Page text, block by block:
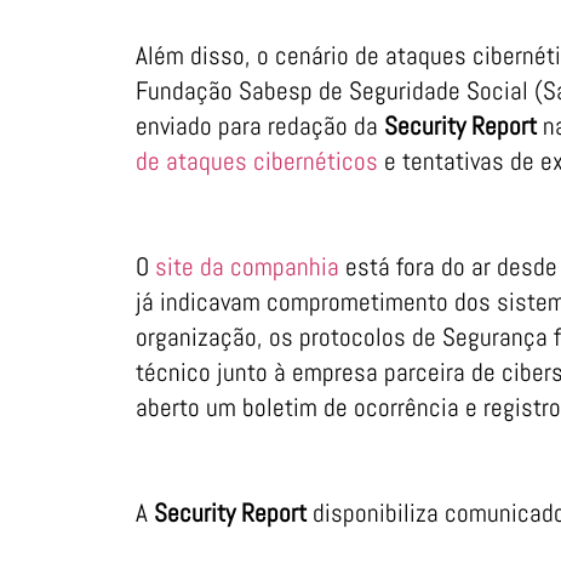
Além disso, o cenário de ataques
Fundação Sabesp de Seguridade Social
enviado para redação da Security Report
de ataques cibernéticos e tentativas de
O site da companhia está fora do ar
já indicavam comprometimento dos
organização, os protocolos de
técnico junto à empresa parceira de
aberto um boletim de ocorrência e
A Security Reportdisponibiliza